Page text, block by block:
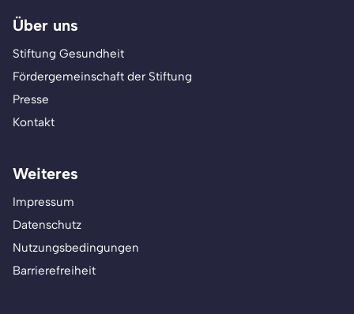
Über uns
Stiftung Gesundheit
Fördergemeinschaft der Stiftung
Presse
Kontakt
Weiteres
Impressum
Datenschutz
Nutzungsbedingungen
Barrierefreiheit